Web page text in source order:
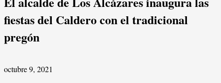
fiestas del Caldero con el tradicional
pregón
octubre 9, 2021